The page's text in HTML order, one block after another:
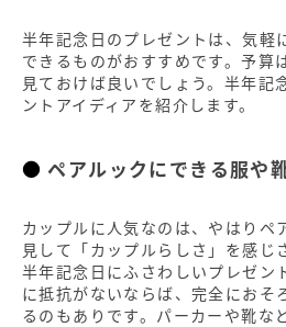
半年記念日のプレゼントは、気軽
できるものがおすすめです。予算
見ておけば良いでしょう。半年記
ントアイディアを紹介します。
ペアルックにできる服や
カップルに人気なのは、やはりペ
見して「カップルらしさ」を感じ
半年記念日にふさわしいプレゼン
に抵抗がないならば、完全におそ
るのもありです。パーカーや靴な